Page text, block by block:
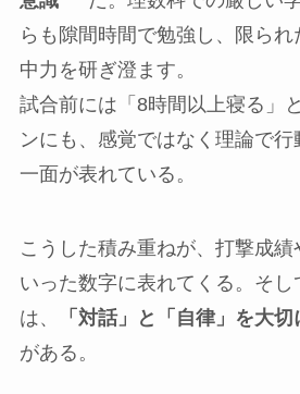
らも隙間時間で勉強し、限ら
中力を研ぎ澄ます。
試合前には「8時間以上寝る」
ンにも、感覚ではなく理論で
一面が表れている。
こうした積み重ねが、打撃成績
いった数字に表れてくる。そし
は、
「対話」と「自律」を大
がある。